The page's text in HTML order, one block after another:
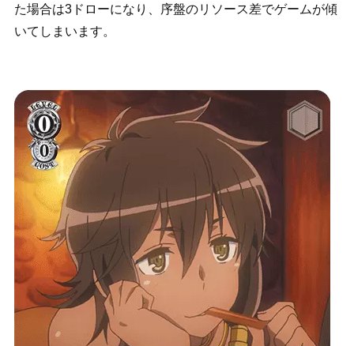
た場合は3ドローになり、序盤のリソース差でゲームが傾
いてしまいます。